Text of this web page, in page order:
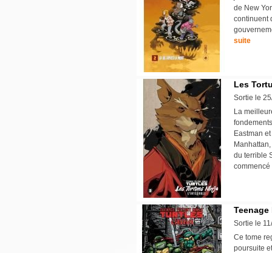
de New
continuent
suite
Les
Sortie le
La
Eastman
du terrible
Sortie le
Ce tome
poursuite